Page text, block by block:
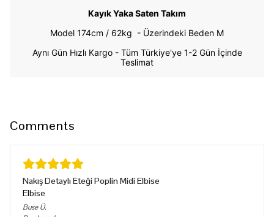
Kayık Yaka Saten Takım
Model 174cm / 62kg - Üzerindeki Beden M
Aynı Gün Hızlı Kargo - Tüm Türkiye'ye 1-2 Gün İçinde
Teslimat
Comments
Nakış Detaylı Eteği Poplin Midi Elbise
Elbise
Buse Ü.